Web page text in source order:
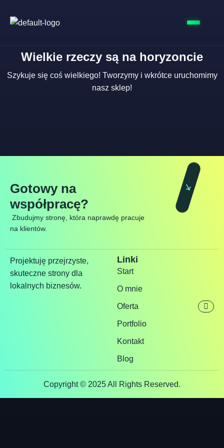
Wielkie rzeczy są na horyzoncie
Szykuje się coś wielkiego! Tworzymy i wkrótce uruchomimy
nasz sklep!
Gotowy na
współpracę?
Zbudujmy stronę, która naprawdę pracuje
na klientów.
Projektuję przejrzyste,
skuteczne strony dla
lokalnych biznesów.
Linki
Start
O mnie
Oferta
Portfolio
Kontakt
Blog
Copyright © 2025 All Rights Reserved.